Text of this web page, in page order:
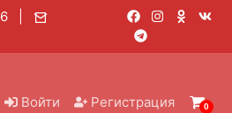
|
Войти Регистрация 0